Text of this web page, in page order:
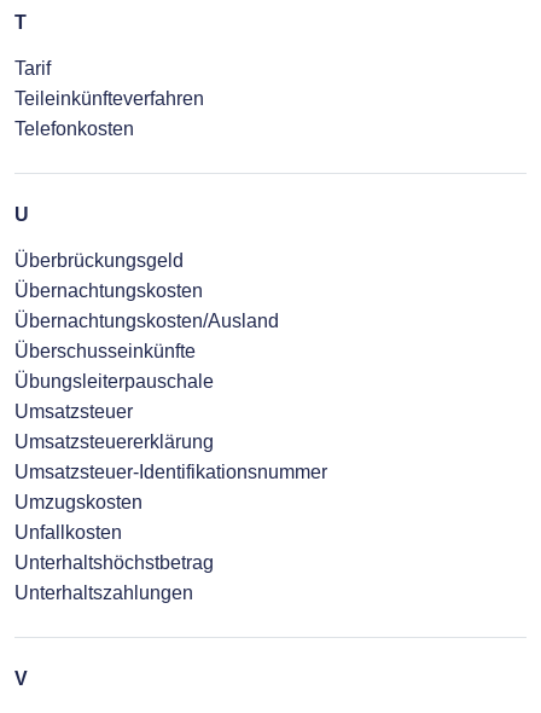
T
Tarif
Teileinkünfteverfahren
Telefonkosten
U
Überbrückungsgeld
Übernachtungskosten
Übernachtungskosten/Ausland
Überschusseinkünfte
Übungsleiterpauschale
Umsatzsteuer
Umsatzsteuererklärung
Umsatzsteuer-Identifikationsnummer
Umzugskosten
Unfallkosten
Unterhaltshöchstbetrag
Unterhaltszahlungen
V